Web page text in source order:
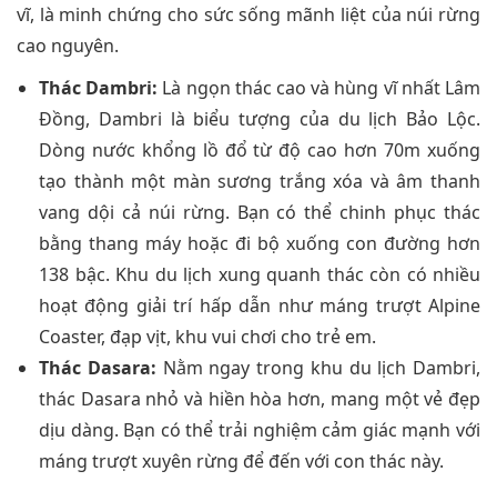
vĩ, là minh chứng cho sức sống mãnh liệt của núi rừng
cao nguyên.
Thác Dambri: Là ngọn thác cao và hùng vĩ nhất Lâm
Đồng, Dambri là biểu tượng của du lịch Bảo Lộc.
Dòng nước khổng lồ đổ từ độ cao hơn 70m xuống
tạo thành một màn sương trắng xóa và âm thanh
vang dội cả núi rừng. Bạn có thể chinh phục thác
bằng thang máy hoặc đi bộ xuống con đường hơn
138 bậc. Khu du lịch xung quanh thác còn có nhiều
hoạt động giải trí hấp dẫn như máng trượt Alpine
Coaster, đạp vịt, khu vui chơi cho trẻ em.
Thác Dasara: Nằm ngay trong khu du lịch Dambri,
thác Dasara nhỏ và hiền hòa hơn, mang một vẻ đẹp
dịu dàng. Bạn có thể trải nghiệm cảm giác mạnh với
máng trượt xuyên rừng để đến với con thác này.